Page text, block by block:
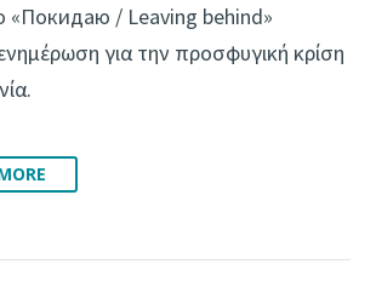
«Покидаю / Leaving behind»
για την προσφυγική κρίση